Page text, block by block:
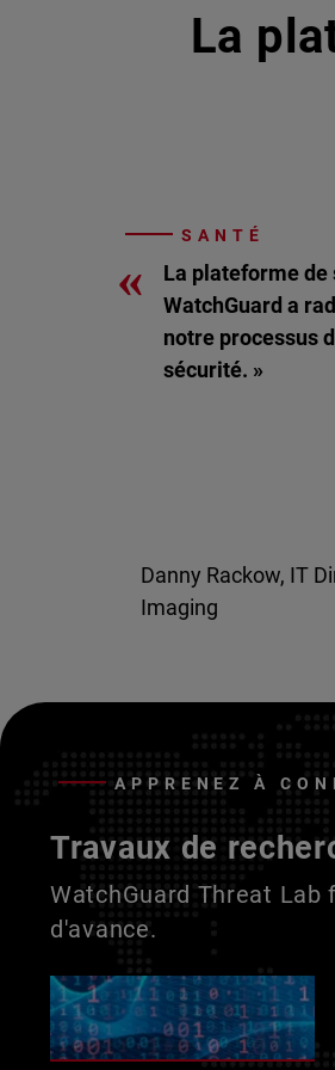
La
SANTÉ
«
La plateforme
WatchGuard a
notre processus
sécurité. »
Danny Rackow, IT
Imaging
APPRENEZ À
Travaux de
WatchGuard Threat
d'avance.